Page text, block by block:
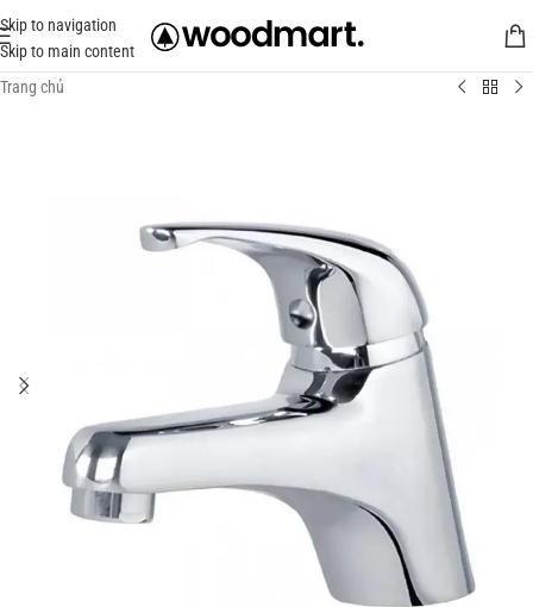
Skip to navigation
Skip to main content
Trang chủ